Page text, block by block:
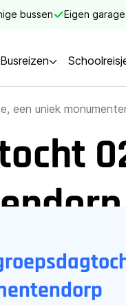
bussen Eigen
Busreizen
een uniek